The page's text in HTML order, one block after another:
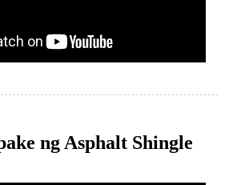
ng Asphalt Shingle